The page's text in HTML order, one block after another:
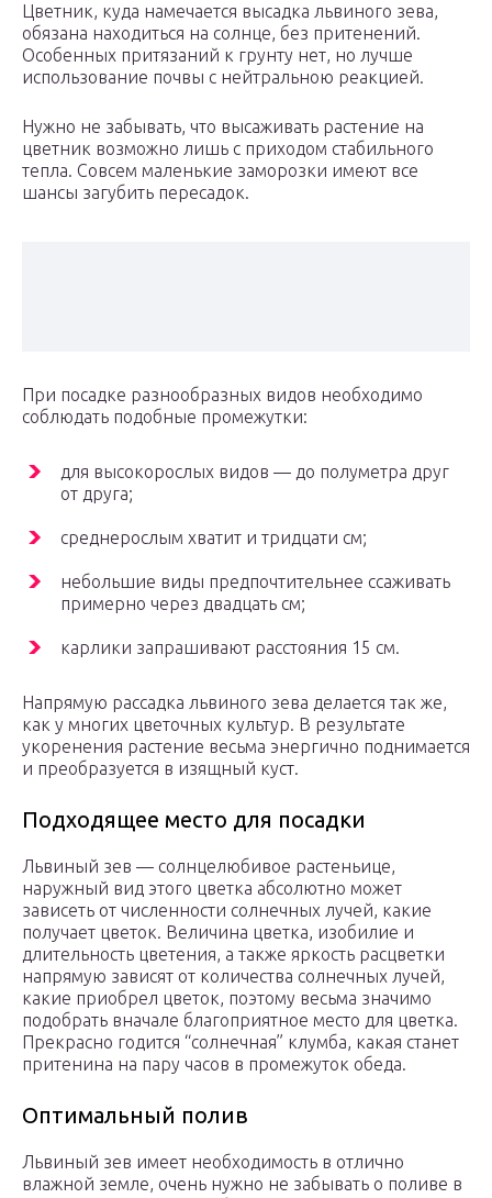
Цветник, куда намечается высадка львиного зева,
обязана находиться на солнце, без притенений.
Особенных притязаний к грунту нет, но лучше
использование почвы с нейтральною реакцией.
Нужно не забывать, что высаживать растение на
цветник возможно лишь с приходом стабильного
тепла. Совсем маленькие заморозки имеют все
шансы загубить пересадок.
При посадке разнообразных видов необходимо
соблюдать подобные промежутки:
для высокорослых видов — до полуметра друг
от друга;
среднерослым хватит и тридцати см;
небольшие виды предпочтительнее ссаживать
примерно через двадцать см;
карлики запрашивают расстояния 15 см.
Напрямую рассадка львиного зева делается так же,
как у многих цветочных культур. В результате
укоренения растение весьма энергично поднимается
и преобразуется в изящный куст.
Подходящее место для посадки
Львиный зев — солнцелюбивое растеньице,
наружный вид этого цветка абсолютно может
зависеть от численности солнечных лучей, какие
получает цветок. Величина цветка, изобилие и
длительность цветения, а также яркость расцветки
напрямую зависят от количества солнечных лучей,
какие приобрел цветок, поэтому весьма значимо
подобрать вначале благоприятное место для цветка.
Прекрасно годится “солнечная” клумба, какая станет
притенина на пару часов в промежуток обеда.
Оптимальный полив
Львиный зев имеет необходимость в отлично
влажной земле, очень нужно не забывать о поливе в